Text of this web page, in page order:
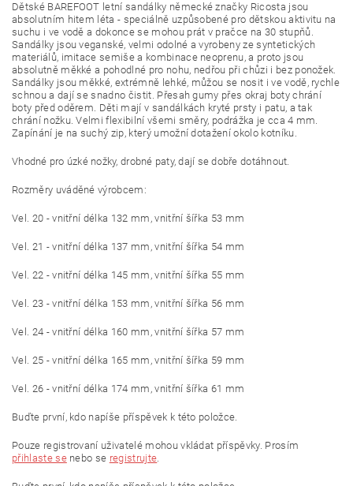
Dětské BAREFOOT letní sandálky německé značky Ricosta jsou
absolutním hitem léta - speciálně uzpůsobené pro dětskou aktivitu na
suchu i ve vodě a dokonce se mohou prát v pračce na 30 stupňů.
Sandálky jsou veganské, velmi odolné a vyrobeny ze syntetických
materiálů, imitace semiše a kombinace neoprenu, a proto jsou
absolutně měkké a pohodlné pro nohu, nedřou při chůzi i bez ponožek.
Sandálky jsou měkké, extrémně lehké, můžou se nosit i ve vodě, rychle
schnou a dají se snadno čistit. Přesah gumy přes okraj boty chrání
boty před oděrem. Děti mají v sandálkách kryté prsty i patu, a tak
chrání nožku. Velmi flexibilní všemi směry, podrážka je cca 4 mm.
Zapínání je na suchý zip, který umožní dotažení okolo kotníku.
Vhodné pro úzké nožky, drobné paty, dají se dobře dotáhnout.
Rozměry uváděné výrobcem :
Vel. 20 - vnitřní délka 132 mm, vnitřní šířka 53 mm
Vel. 21 - vnitřní délka 137 mm, vnitřní šířka 54 mm
Vel. 22 - vnitřní délka 145 mm, vnitřní šířka 55 mm
Vel. 23 - vnitřní délka 153 mm, vnitřní šířka 56 mm
Vel. 24 - vnitřní délka 160 mm, vnitřní šířka 57 mm
Vel. 25 - vnitřní délka 165 mm, vnitřní šířka 59 mm
Vel. 26 - vnitřní délka 174 mm, vnitřní šířka 61 mm
Buďte první, kdo napíše příspěvek k této položce.
Pouze registrovaní uživatelé mohou vkládat příspěvky. Prosím
přihlaste senebo se registrujte.